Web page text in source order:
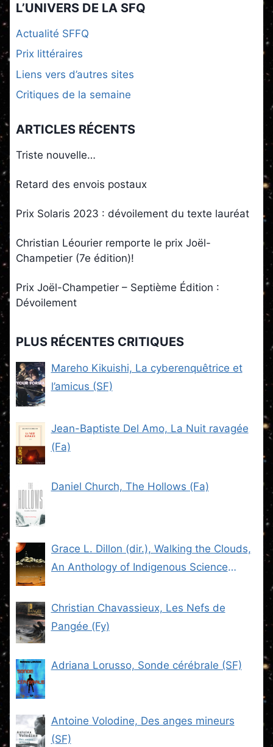
L’UNIVERS DE LA SFQ
Actualité SFFQ
Prix littéraires
Liens vers d’autres sites
Critiques de la semaine
ARTICLES RÉCENTS
Triste nouvelle…
Retard des envois postaux
Prix Solaris 2023 : dévoilement du texte lauréat
Christian Léourier remporte le prix Joël-
Champetier (7e édition)!
Prix Joël-Champetier – Septième Édition :
Dévoilement
PLUS RÉCENTES CRITIQUES
Mareho Kikuishi, La cyberenquêtrice et
l’amicus (SF)
Jean-Baptiste Del Amo, La Nuit ravagée
(Fa)
Daniel Church, The Hollows (Fa)
Grace L. Dillon (dir.), Walking the Clouds,
An Anthology of Indigenous Science
Christian Chavassieux, Les Nefs de
Pangée (Fy)
Adriana Lorusso, Sonde cérébrale (SF)
Antoine Volodine, Des anges mineurs
(SF)